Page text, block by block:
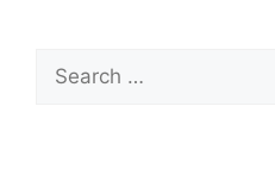
for: